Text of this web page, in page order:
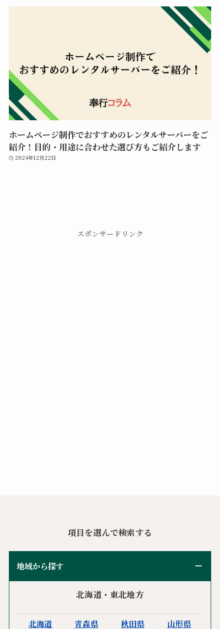
ホームページ制作でおすすめのレンタルサーバーをご
紹介！目的・用途に合わせた選び方もご紹介します
2024年12月22日
スポンサードリンク
項目を選んで検索する
地域から探す
北海道・東北地方
北海道 青森県 秋田県 山形県